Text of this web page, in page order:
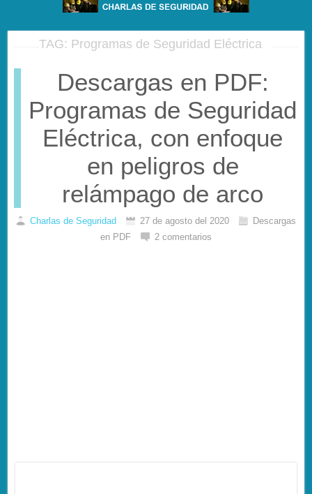
TAG: Programas de Seguridad Eléctrica
Descargas en PDF:
Programas de Seguridad
Eléctrica, con enfoque
en peligros de
relámpago de arco
Charlas de Seguridad 27 de agosto del 2020
Descargas
en PDF
2 comentarios